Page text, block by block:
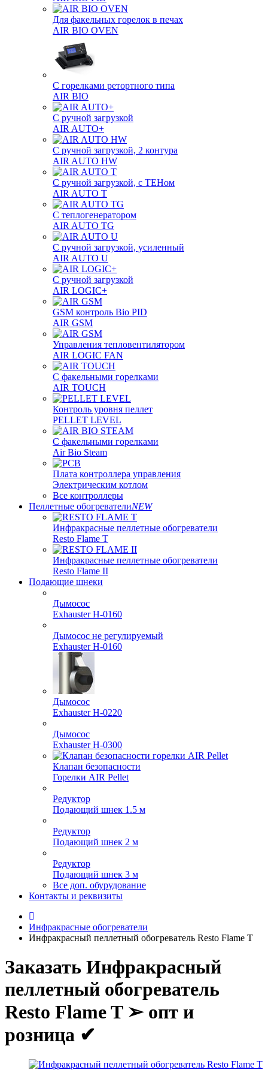
Для факельных горелок в печах
AIR BIO OVEN
С горелками ретортного типа
AIR BIO
С ручной загрузкой
AIR AUTO+
С ручной загрузкой, 2 контура
AIR AUTO HW
С ручной загрузкой, с ТЕНом
AIR AUTO T
С теплогенератором
AIR AUTO TG
С ручной загрузкой, усиленный
AIR AUTO U
С ручной загрузкой
AIR LOGIC+
GSM контроль Bio PID
AIR GSM
Управления тепловентилятором
AIR LOGIC FAN
С факельными горелками
AIR TOUCH
Контроль уровня пеллет
PELLET LEVEL
С факельными горелками
Air Bio Steam
Плата контроллера управления
Электрическим котлом
Все контроллеры
Пеллетные обогревателиNEW
Инфракрасные пеллетные обогреватели
Resto Flame T
Инфракрасные пеллетные обогреватели
Resto Flame II
Подающие шнеки
Дымосос
Exhauster H-0160
Дымосос не регулируемый
Exhauster H-0160
Дымосос
Exhauster H-0220
Дымосос
Exhauster H-0300
Клапан безопасности
Горелки AIR Pellet
Редуктор
Подающий шнек 1.5 м
Редуктор
Подающий шнек 2 м
Редуктор
Подающий шнек 3 м
Все доп. обурудование
Контакты и реквизиты
Инфракрасные обогреватели
Инфракрасный пеллетный обогреватель Resto Flame T
Заказать Инфракрасный
пеллетный обогреватель
Resto Flame T ➢ опт и
розница ✔